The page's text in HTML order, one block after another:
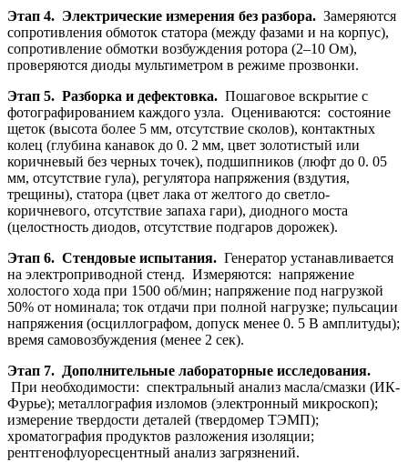
Этап 4. Электрические измерения без разбора. Замеряются
сопротивления обмоток статора (между фазами и на корпус),
сопротивление обмотки возбуждения ротора (2–10 Ом),
проверяются диоды мультиметром в режиме прозвонки.
Этап 5. Разборка и дефектовка. Пошаговое вскрытие с
фотографированием каждого узла. Оцениваются: состояние
щеток (высота более 5 мм, отсутствие сколов), контактных
колец (глубина канавок до 0. 2 мм, цвет золотистый или
коричневый без черных точек), подшипников (люфт до 0. 05
мм, отсутствие гула), регулятора напряжения (вздутия,
трещины), статора (цвет лака от желтого до светло-
коричневого, отсутствие запаха гари), диодного моста
(целостность диодов, отсутствие подгаров дорожек).
Этап 6. Стендовые испытания. Генератор устанавливается
на электроприводной стенд. Измеряются: напряжение
холостого хода при 1500 об/мин; напряжение под нагрузкой
50% от номинала; ток отдачи при полной нагрузке; пульсации
напряжения (осциллографом, допуск менее 0. 5 В амплитуды);
время самовозбуждения (менее 2 сек).
Этап 7. Дополнительные лабораторные исследования.
При необходимости: спектральный анализ масла/смазки (ИК-
Фурье); металлография изломов (электронный микроскоп);
измерение твердости деталей (твердомер ТЭМП);
хроматография продуктов разложения изоляции;
рентгенофлуоресцентный анализ загрязнений.